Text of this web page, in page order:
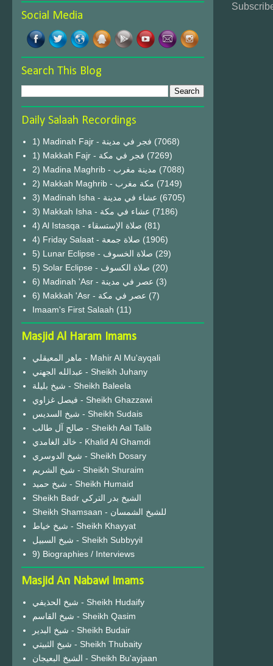
Social Media
Search This Blog
Daily Salaah Recordings
1) Madinah Fajr - فجر في مدينة (7068)
1) Makkah Fajr - فجر في مكة (7269)
2) Madina Maghrib - مدينة مغرب (7088)
2) Makkah Maghrib - مكة مغرب (7149)
3) Madinah Isha - عشاء في مدينة (6705)
3) Makkah Isha - عشاء في مكة (7186)
4) Al Istasqa - صلاة الإستسقاء (81)
4) Friday Salaat - صلاة جمعة (1906)
5) Lunar Eclipse - صلاة الخسوف (29)
(20)
6) Madinah 'Asr - عصر في مدينة (3)
6) Makkah 'Asr - عصر في مكة (7)
Imaam's First Salaah (11)
Masjid Al Haram Imams
ماهر المعيقلي - Mahir Al Mu'ayqali
عبدالله الجهني - Sheikh Juhany
شيخ بليلة - Sheikh Baleela
فيصل غزاوي - Sheikh Ghazzawi
شيخ السديس - Sheikh Sudais
صالح آل طالب - Sheikh Aal Talib
خالد الغامدي - Khalid Al Ghamdi
شيخ الدوسري - Sheikh Dosary
شيخ الشريم - Sheikh Shuraim
شيخ حميد - Sheikh Humaid
Sheikh Badr الشيخ بدر التركي
Sheikh Shamsaan - للشيخ الشمسان
شيخ خياط - Sheikh Khayyat
شيخ السبيل - Sheikh Subbyyil
9) Biographies / Interviews
Masjid An Nabawi Imams
شيخ الحذيفي - Sheikh Hudaify
شيخ القاسم - Sheikh Qasim
شيخ البدير - Sheikh Budair
شيخ الثبيتي - Sheikh Thubaity
الشيخ البعيجان - Sheikh Bu'ayjaan